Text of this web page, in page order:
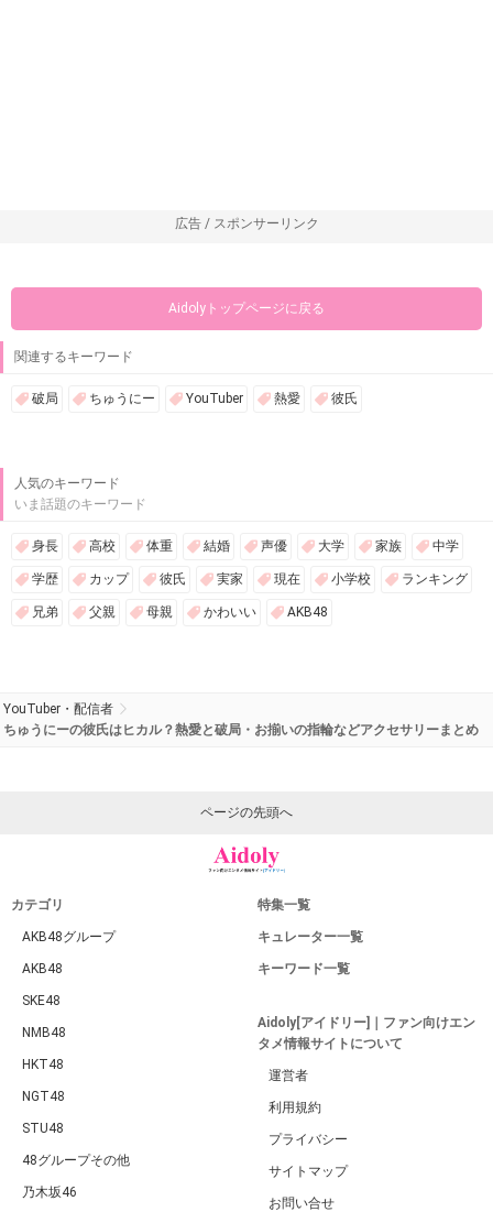
広告 / スポンサーリンク
Aidolyトップページに戻る
関連するキーワード
破局 ちゅうにー YouTuber 熱愛 彼氏
人気のキーワード
いま話題のキーワード
身長 高校 体重 結婚 声優 大学 家族 中学
学歴 カップ 彼氏 実家 現在 小学校 ランキング
兄弟 父親 母親 かわいい AKB48
YouTuber・配信者
ちゅうにーの彼氏はヒカル？熱愛と破局・お揃いの指輪などアクセサリーまとめ
ページの先頭へ
カテゴリ
AKB48グループ
AKB48
SKE48
NMB48
HKT48
NGT48
STU48
48グループその他
乃木坂46
特集一覧
キュレーター一覧
キーワード一覧
Aidoly[アイドリー]｜ファン向けエン
タメ情報サイトについて
運営者
利用規約
プライバシー
サイトマップ
お問い合せ